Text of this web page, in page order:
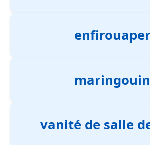
enfirouaper
maringouin
vanité de salle